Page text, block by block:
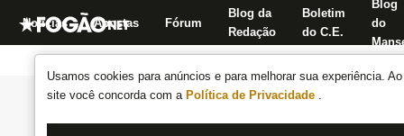
Usamos cookies para anúncios e para melhorar sua experiência.
site você concorda com a Política de Privacidade .
Notícias Apostas Fórum
Blog da
Redação
Boletim
do C.E.
Blog
do